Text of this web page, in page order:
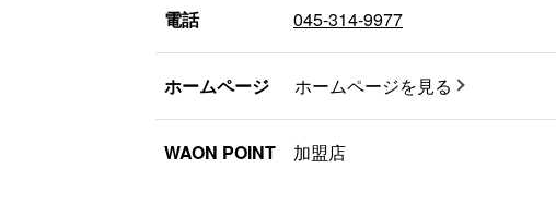
電話 045-314-9977
ホームページ ホームページを見る
WAON POINT 加盟店